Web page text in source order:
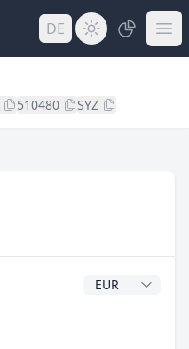
DE
510480 SYZ